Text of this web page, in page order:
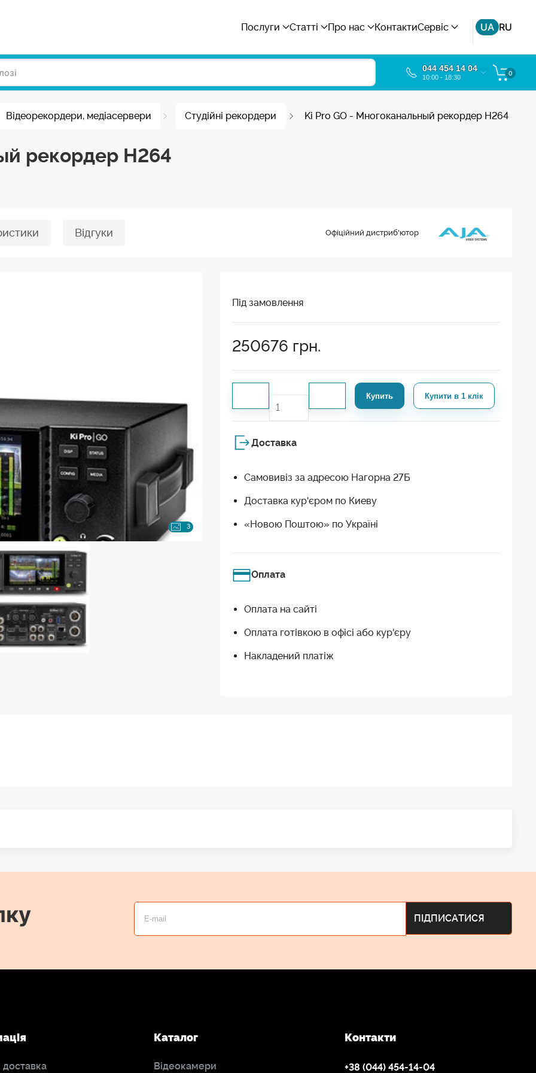
Послуги Статті Про нас КонтактиСервіс UA RU
044 454 14 04
10:00 - 18:30
0
Відеорекордери, медіасервери Студійні рекордери Ki Pro GO - Многоканальный рекордер H264
рекордер H264
Відгуки Офіційний дистриб'ютор
3
Під замовлення
250676 грн.
Купить Купити в 1 клік
Доставка
Самовивіз за адресою Нагорна 27Б
Доставка кур'єром по Киеву
«Новою Поштою» по Україні
Оплата
Оплата на сайті
Оплата готівкою в офісі або кур'єру
Накладений платіж
доставка
Каталог
Відеокамери
Контакти
+38 (044) 454-14-04